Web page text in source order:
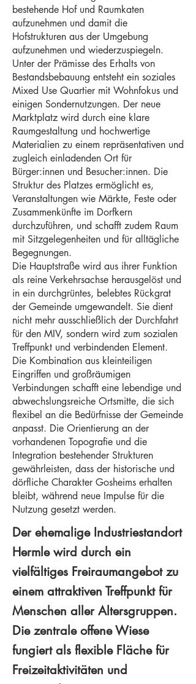
bestehende Hof und Raumkaten
aufzunehmen und damit die
Hofstrukturen aus der Umgebung
aufzunehmen und wiederzuspiegeln.
Unter der Prämisse des Erhalts von
Bestandsbebauung entsteht ein soziales
Mixed Use Quartier mit Wohnfokus und
einigen Sondernutzungen. Der neue
Marktplatz wird durch eine klare
Raumgestaltung und hochwertige
Materialien zu einem repräsentativen und
zugleich einladenden Ort für
Bürger:innen und Besucher:innen. Die
Struktur des Platzes ermöglicht es,
Veranstaltungen wie Märkte, Feste oder
Zusammenkünfte im Dorfkern
durchzuführen, und schafft zudem Raum
mit Sitzgelegenheiten und für alltägliche
Begegnungen.
Die Hauptstraße wird aus ihrer Funktion
als reine Verkehrsachse herausgelöst und
in ein durchgrüntes, belebtes Rückgrat
der Gemeinde umgewandelt. Sie dient
nicht mehr ausschließlich der Durchfahrt
für den MIV, sondern wird zum sozialen
Treffpunkt und verbindenden Element.
Die Kombination aus kleinteiligen
Eingriffen und großräumigen
Verbindungen schafft eine lebendige und
abwechslungsreiche Ortsmitte, die sich
flexibel an die Bedürfnisse der Gemeinde
anpasst. Die Orientierung an der
vorhandenen Topografie und die
Integration bestehender Strukturen
gewährleisten, dass der historische und
dörfliche Charakter Gosheims erhalten
bleibt, während neue Impulse für die
Nutzung gesetzt werden.
Der ehemalige Industriestandort
Hermle wird durch ein
vielfältiges Freiraumangebot zu
einem attraktiven Treffpunkt für
Menschen aller Altersgruppen.
Die zentrale offene Wiese
fungiert als flexible Fläche für
Freizeitaktivitäten und